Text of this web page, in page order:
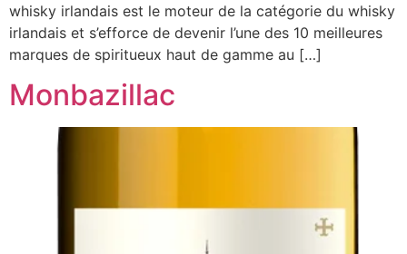
whisky irlandais est le moteur de la catégorie du whisky
irlandais et s’efforce de devenir l’une des 10 meilleures
marques de spiritueux haut de gamme au […]
Monbazillac